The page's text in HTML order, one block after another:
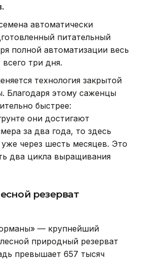
автоматически
питательный
полной автоматизации весь
три дня.
технология закрытой
Благодаря этому саженцы
быстрее:
они достигают
за два года, то здесь
через шесть месяцев. Это
два цикла выращивания
резерват
— крупнейший
природный резерват
превышает 657 тысяч